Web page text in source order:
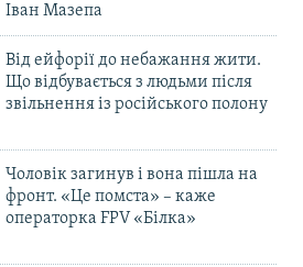
Іван Мазепа
Від ейфорії до небажання жити.
Що відбувається з людьми після
звільнення із російського полону
Чоловік загинув і вона пішла на
фронт. «Це помста» – каже
операторка FPV «Білка»